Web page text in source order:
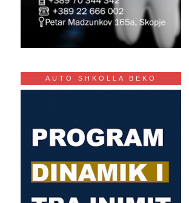
AUTO SHKOLLA BEKO